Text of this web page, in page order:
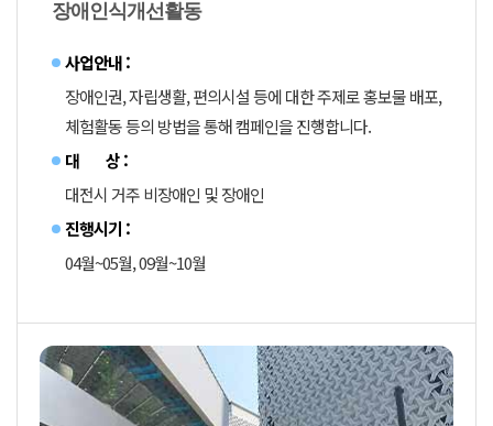
장애인식개선활동
사업안내 :
장애인권, 자립생활, 편의시설 등에 대한 주제로 홍보물 배포,
체험활동 등의 방법을 통해 캠페인을 진행합니다.
대 상 :
대전시 거주 비장애인 및 장애인
진행시기 :
04월~05월, 09월~10월